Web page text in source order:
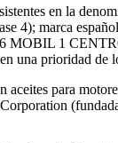
en la
4); marca
MOBIL 1
una prioridad de
para